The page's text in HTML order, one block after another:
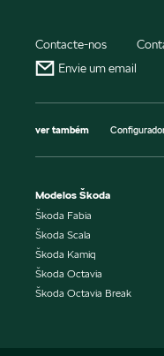
Contacte-nos
Envie um email
ver também
Modelos Škoda
Škoda Fabia
Škoda Scala
Škoda Kamiq
Škoda Octavia
Škoda Octavia Break